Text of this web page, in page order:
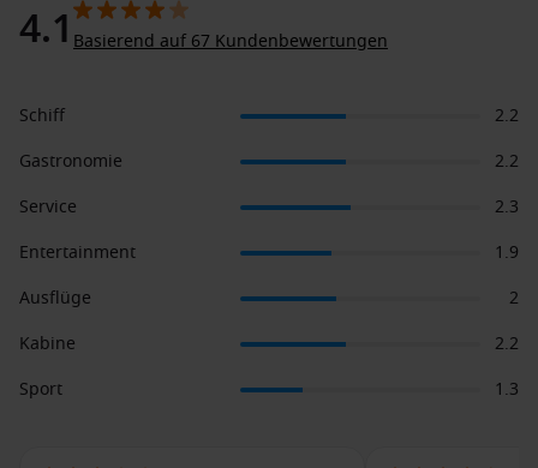
4.1 Basierend auf 67 Kundenbewertungen
Schiff
2.2
Gastronomie
2.2
Service
2.3
Entertainment
1.9
Ausflüge
2
Kabine
2.2
Sport
1.3